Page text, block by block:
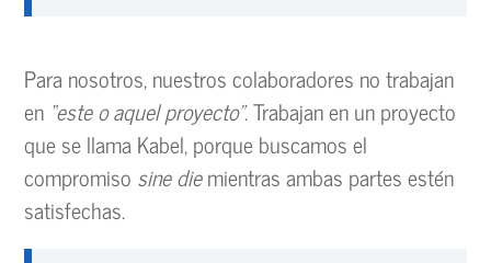
Para nosotros, nuestros colaboradores no trabajan
en “este o aquel proyecto”. Trabajan en un proyecto
que se llama Kabel, porque buscamos el
compromiso sine diemientras ambas partes estén
satisfechas.